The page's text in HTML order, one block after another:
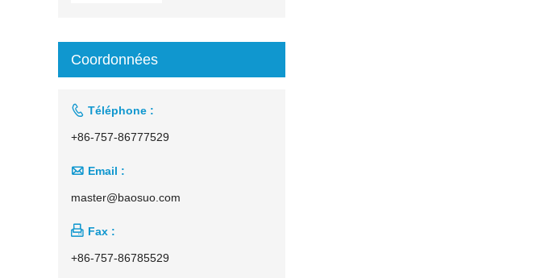
Coordonnées
 Téléphone :
+86-757-86777529
 Email :
master@baosuo.com
 Fax :
+86-757-86785529